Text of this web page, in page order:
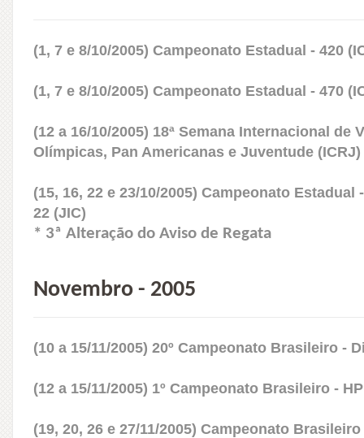
(1, 7 e 8/10/2005) Campeonato Estadual - 420
(1, 7 e 8/10/2005) Campeonato Estadual - 470
(12 a 16/10/2005) 18ª Semana Internacional de
Olímpicas, Pan Americanas e Juventude (ICRJ)
(15, 16, 22 e 23/10/2005) Campeonato Estadual
22 (JIC)
* 3ª Alteração do Aviso de Regata
Novembro - 2005
(10 a 15/11/2005) 20º Campeonato Brasileiro -
(12 a 15/11/2005) 1º Campeonato Brasileiro -
(19, 20, 26 e 27/11/2005) Campeonato